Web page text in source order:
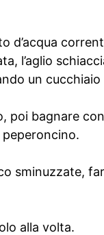
d’acqua
l’aglio
un cucchiaio
poi bagnare
sminuzzate,
alla volta.